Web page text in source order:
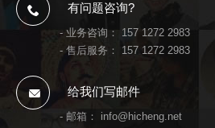
有问题咨询?
- 业务咨询： 157 1272 2983
- 售后服务： 157 1272 2983
给我们写邮件
- 邮箱： info@hicheng.net